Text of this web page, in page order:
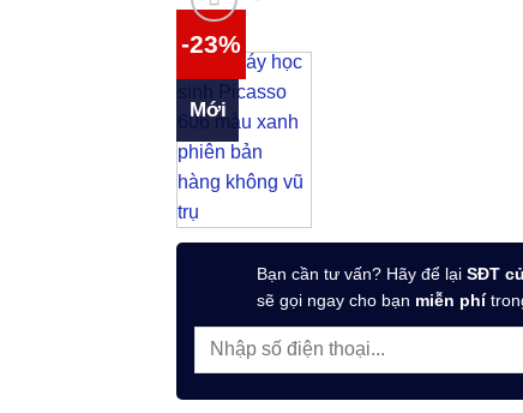
-23%
Mới
Bạn cần tư vấn? Hãy để lại SĐT
sẽ gọi ngay cho bạn miễn phí